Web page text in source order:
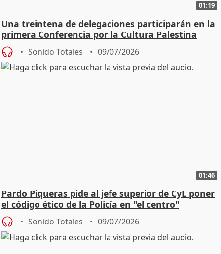
01:19
Una treintena de delegaciones participarán en la
primera Conferencia por la Cultura Palestina
Sonido Totales 09/07/2026
01:46
Pardo Piqueras pide al jefe superior de CyL poner
el código ético de la Policía en "el centro"
Sonido Totales 09/07/2026